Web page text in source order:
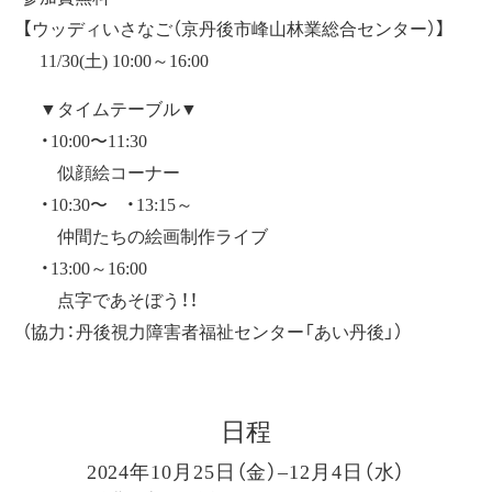
【ウッディいさなご（京丹後市峰山林業総合センター）】
11/30(土) 10:00～16:00
▼タイムテーブル▼
・10:00〜11:30
似顔絵コーナー
・10:30〜 ・13:15～
仲間たちの絵画制作ライブ
・13:00～16:00
点字であそぼう！！
（協力：丹後視力障害者福祉センター「あい丹後」）
日程
2024年10月25日（金）–12月4日（水）